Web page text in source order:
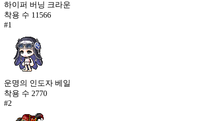
하이퍼 버닝 크라운
착용 수 11566
#1
운명의 인도자 베일
착용 수 2770
#2